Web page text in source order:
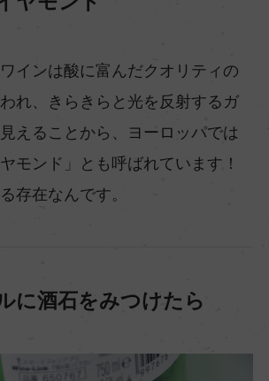
インは酸に富んだクオリティの
れ、きらきらと光を反射するガ
えることから、ヨーロッパでは
モンド」とも呼ばれています！
存在なんです。
に酒石をみつけたら